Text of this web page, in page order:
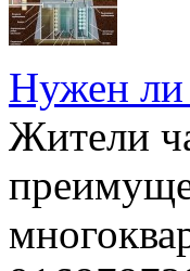
Нужен ли
Жители